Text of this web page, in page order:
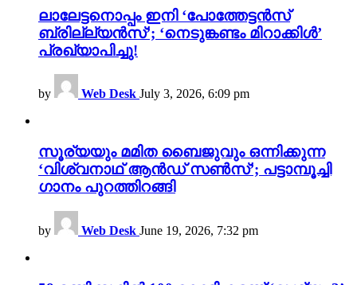
ലാലേട്ടനൊപ്പം ഇനി ‘പോത്തേട്ടൻസ്
ബ്രില്ല്യൻസ്’; ‘നെടുങ്കണ്ടം മിറാക്കിൾ’
പ്രഖ്യാപിച്ചു!
by Web Desk July 3, 2026, 6:09 pm
സൂര്യയും മമിത ബൈജുവും ഒന്നിക്കുന്ന
‘വിശ്വനാഥ് ആൻഡ് സൺസ്’; പട്ടാമ്പൂച്ചി
ഗാനം പുറത്തിറങ്ങി
by Web Desk June 19, 2026, 7:32 pm